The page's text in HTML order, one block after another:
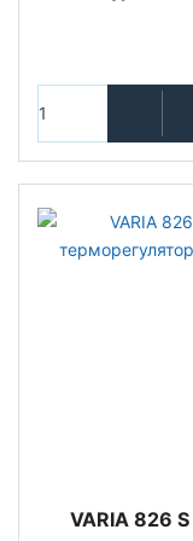
VARIA 826